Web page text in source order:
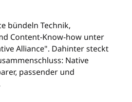
bündeln Technik,
Content-Know-how unter
Alliance". Dahinter steckt
Native
passender und